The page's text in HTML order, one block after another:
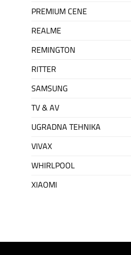
PREMIUM CENE
REALME
REMINGTON
RITTER
SAMSUNG
TV & AV
UGRADNA TEHNIKA
VIVAX
WHIRLPOOL
XIAOMI